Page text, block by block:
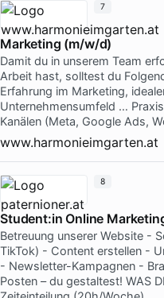
Marketing (m/w/d)
Damit du in unserem Team
Arbeit hast, solltest du
Erfahrung im Marketing,
Unternehmensumfeld …
Kanälen (Meta, Google Ads,
www.harmonieimgarten.at
7
Student:in Online
Betreuung unserer Website -
TikTok) - Content erstellen -
- Newsletter-Kampagnen -
Posten – du gestaltest! WAS
8